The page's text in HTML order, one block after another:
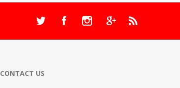
CONTACT US